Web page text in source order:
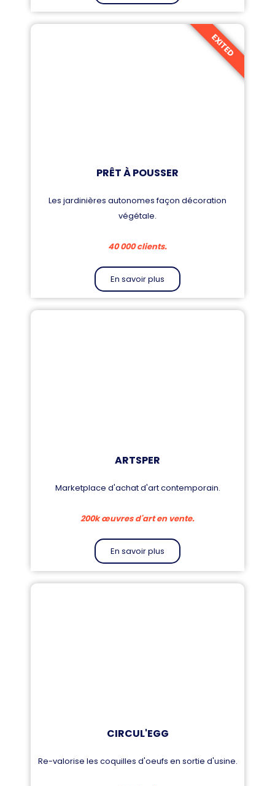
PRÊT À POUSSER
Les jardinières autonomes façon décoration
végétale.
40 000 clients.
En savoir plus
EXITED
ARTSPER
Marketplace d'achat d'art contemporain.
200k œuvres d'art en vente.
En savoir plus
CIRCUL'EGG
Re-valorise les coquilles d'oeufs en sortie d'usine.